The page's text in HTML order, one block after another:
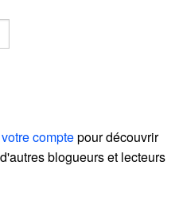
comptepour découvrir
blogueurs et lecteurs